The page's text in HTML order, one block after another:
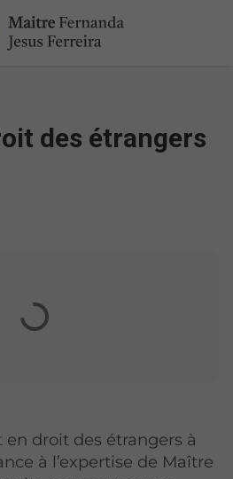
des étrangers
droit des étrangers à
à l’expertise de Maître